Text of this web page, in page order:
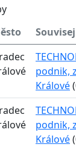
podnik,
Králové
podnik,
Králové